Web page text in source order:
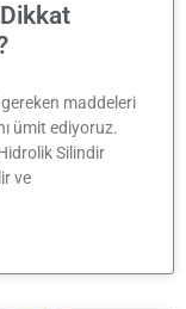
maddeleri
ümit ediyoruz.
Silindir
ve